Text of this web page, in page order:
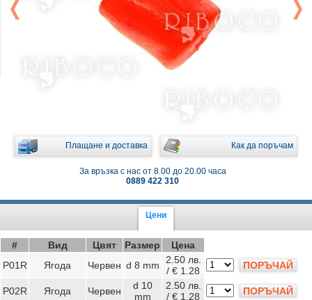
Плащане и доставка Как да поръчам
За връзка с нас от 8.00 до 20.00 часа
0889 422 310
Цени
# Вид Цвят Размер
Цена
P01R
Ягода Червен d 8 mm
2.50 лв.
/ € 1.28
ПОРЪЧАЙ
P02R Ягода Червен
d 10
mm
2.50 лв.
/ € 1.28
ПОРЪЧАЙ